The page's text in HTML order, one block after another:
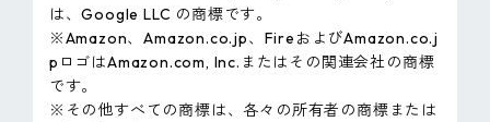
は、Google LLC の商標です。
※Amazon、Amazon.co.jp、FireおよびAmazon.co.j
pロゴはAmazon.com, Inc.またはその関連会社の商標
です。
※その他すべての商標は、各々の所有者の商標または